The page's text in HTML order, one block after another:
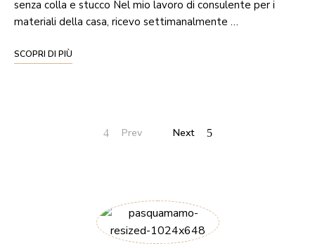
senza colla e stucco Nel mio lavoro di consulente per i
materiali della casa, ricevo settimanalmente …
SCOPRI DI PIÙ
Prev Next